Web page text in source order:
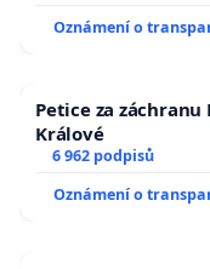
Oznámení o
Petice za
Králové
6 962 podpisů
Oznámení o